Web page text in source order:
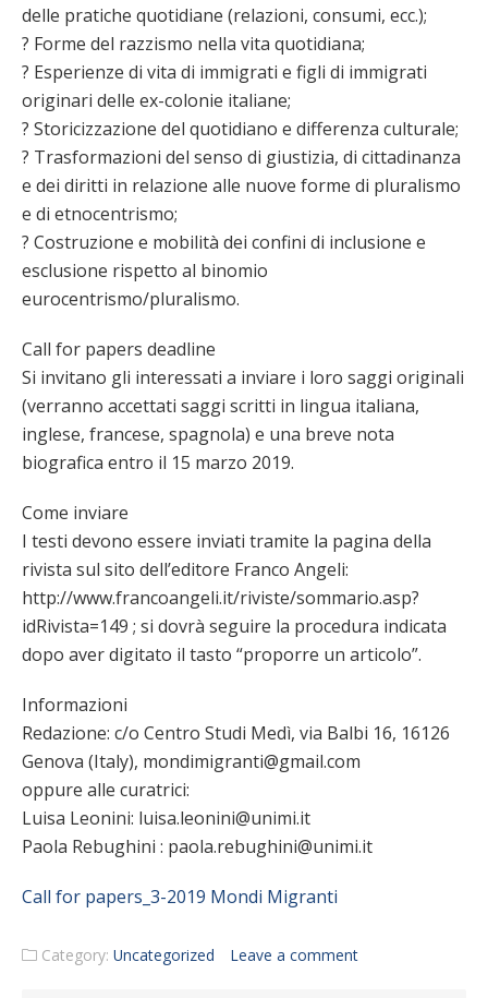
delle pratiche quotidiane (relazioni, consumi, ecc.);
? Forme del razzismo nella vita quotidiana;
? Esperienze di vita di immigrati e figli di immigrati
originari delle ex-colonie italiane;
? Storicizzazione del quotidiano e differenza culturale;
? Trasformazioni del senso di giustizia, di cittadinanza
e dei diritti in relazione alle nuove forme di pluralismo
e di etnocentrismo;
? Costruzione e mobilità dei confini di inclusione e
esclusione rispetto al binomio
eurocentrismo/pluralismo.
Call for papers deadline
Si invitano gli interessati a inviare i loro saggi originali
(verranno accettati saggi scritti in lingua italiana,
inglese, francese, spagnola) e una breve nota
biografica entro il 15 marzo 2019.
Come inviare
I testi devono essere inviati tramite la pagina della
rivista sul sito dell’editore Franco Angeli:
http://www.francoangeli.it/riviste/sommario.asp?
idRivista=149 ; si dovrà seguire la procedura indicata
dopo aver digitato il tasto “proporre un articolo”.
Informazioni
Redazione: c/o Centro Studi Medì, via Balbi 16, 16126
Genova (Italy), mondimigranti@gmail.com
oppure alle curatrici:
Luisa Leonini: luisa.leonini@unimi.it
Paola Rebughini : paola.rebughini@unimi.it
Call for papers_3-2019 Mondi Migranti
Category: Uncategorized Leave a comment